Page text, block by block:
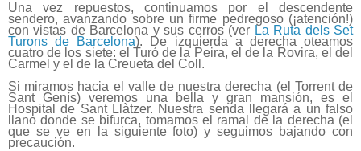
Una vez repuestos, continuamos por el descendente
sendero, avanzando sobre un firme pedregoso (¡atención!)
con vistas de Barcelona y sus cerros (ver La Ruta dels Set
Turons de Barcelona). De izquierda a derecha oteamos
cuatro de los siete: el Turó de la Peira, el de la Rovira, el del
Carmel y el de la Creueta del Coll.
Si miramos hacia el valle de nuestra derecha (el Torrent de
Sant Genís) veremos una bella y gran mansión, es el
Hospital de Sant Llàtzer. Nuestra senda llegará a un falso
llano donde se bifurca, tomamos el ramal de la derecha (el
que se ve en la siguiente foto) y seguimos bajando con
precaución.